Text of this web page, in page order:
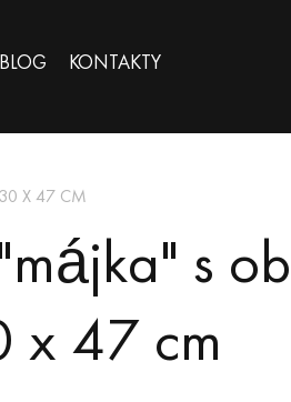
BLOG KONTAKTY
X 47 CM
s
x 47 cm